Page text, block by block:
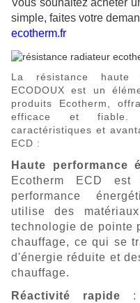
Vous souhaitez acheter
simple, faites votre
ecotherm.fr
La résistance haute
ECODOUX est un
produits Ecotherm,
efficace et fiable.
caractéristiques et
ECD :
Haute performance
Ecotherm ECD
performance
utilise des
technologie de pointe
chauffage, ce qui se
d'énergie réduite et
chauffage.
Réactivité rapide :